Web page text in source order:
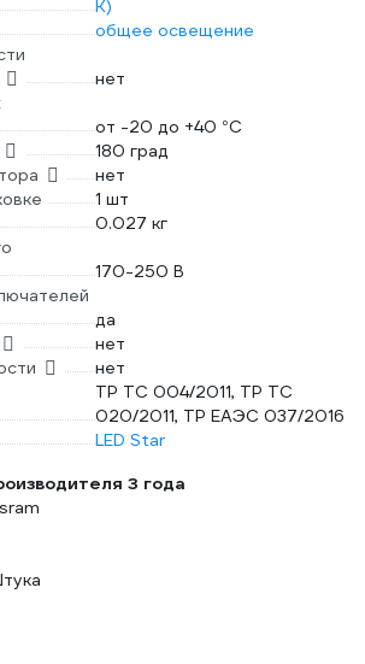
К)
общее освещение
нет
от -20 до +40 °С
180 град
нет
1 шт
0.027 кг
170-250 В
да
нет
нет
ТР ТС 004/2011, ТР ТС
020/2011, ТР ЕАЭС 037/2016
LED Star
3 года